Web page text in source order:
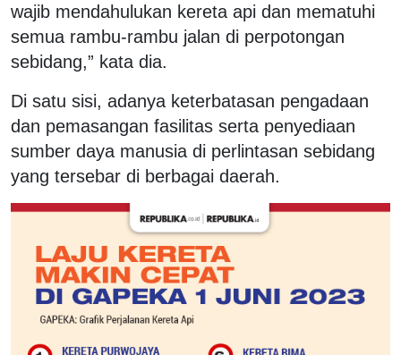
wajib mendahulukan kereta api dan mematuhi
semua rambu-rambu jalan di perpotongan
sebidang,” kata dia.
Di satu sisi, adanya keterbatasan pengadaan
dan pemasangan fasilitas serta penyediaan
sumber daya manusia di perlintasan sebidang
yang tersebar di berbagai daerah.